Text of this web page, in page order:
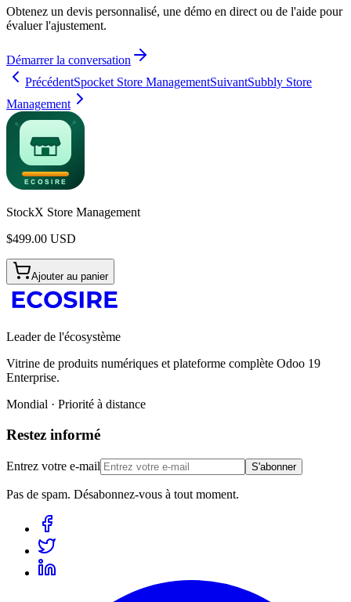
Obtenez un devis personnalisé, une démo en direct ou de l'aide pour
évaluer l'ajustement.
Démarrer la conversation
PrécédentSpocket Store ManagementSuivantSubbly Store
Management
StockX Store Management
$499.00 USD
Ajouter au panier
Leader de l'écosystème
Vitrine de produits numériques et plateforme complète Odoo 19
Enterprise.
Mondial · Priorité à distance
Restez informé
Entrez votre e-mail S'abonner
Pas de spam. Désabonnez-vous à tout moment.